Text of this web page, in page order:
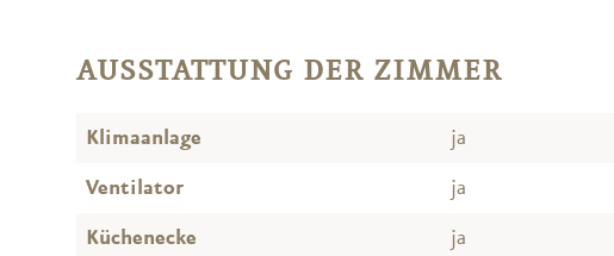
AUSSTATTUNG DER ZIMMER
Klimaanlage ja
Ventilator ja
Küchenecke ja